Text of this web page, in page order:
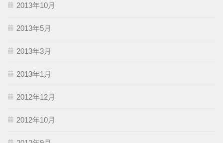
2013年10月
2013年5月
2013年3月
2013年1月
2012年12月
2012年10月